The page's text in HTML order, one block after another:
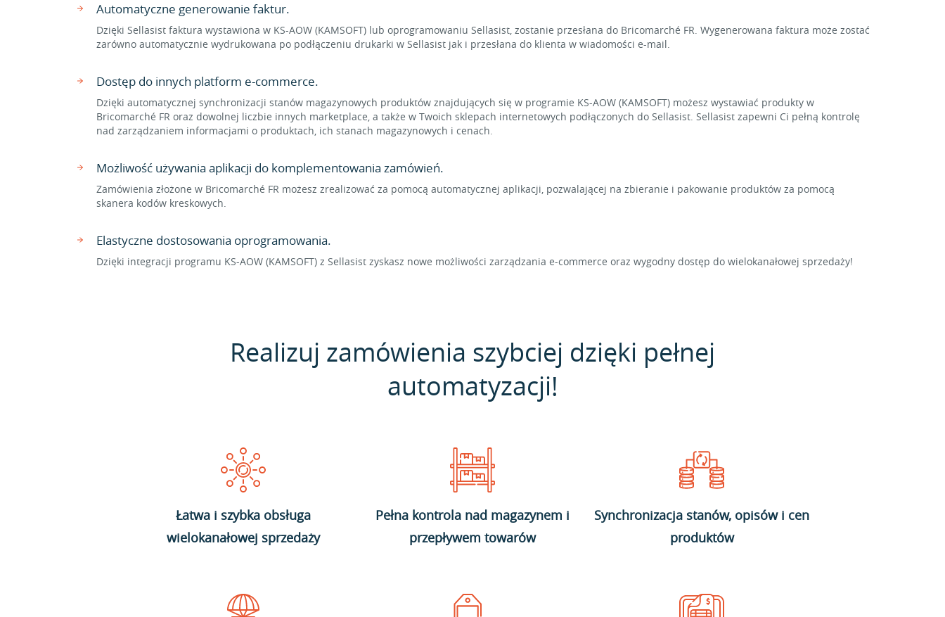
Automatyczne generowanie faktur.
Dzięki Sellasist faktura wystawiona w KS-AOW (KAMSOFT) lub oprogramowaniu Sellasist, zostanie przesłana do Bricomarché FR. Wygenerowana faktura może zostać
zarówno automatycznie wydrukowana po podłączeniu drukarki w Sellasist jak i przesłana do klienta w wiadomości e-mail.
Dostęp do innych platform e-commerce.
Dzięki automatycznej synchronizacji stanów magazynowych produktów znajdujących się w programie KS-AOW (KAMSOFT) możesz wystawiać produkty w
Bricomarché FR oraz dowolnej liczbie innych marketplace, a także w Twoich sklepach internetowych podłączonych do Sellasist. Sellasist zapewni Ci pełną kontrolę
nad zarządzaniem informacjami o produktach, ich stanach magazynowych i cenach.
Możliwość używania aplikacji do komplementowania zamówień.
Zamówienia złożone w Bricomarché FR możesz zrealizować za pomocą automatycznej aplikacji, pozwalającej na zbieranie i pakowanie produktów za pomocą
skanera kodów kreskowych.
Elastyczne dostosowania oprogramowania.
Dzięki integracji programu KS-AOW (KAMSOFT) z Sellasist zyskasz nowe możliwości zarządzania e-commerce oraz wygodny dostęp do wielokanałowej sprzedaży!
Realizuj zamówienia szybciej dzięki pełnej
automatyzacji!
Łatwa i szybka obsługa
wielokanałowej sprzedaży
Pełna kontrola nad magazynem i
przepływem towarów
Synchronizacja stanów, opisów i cen
produktów